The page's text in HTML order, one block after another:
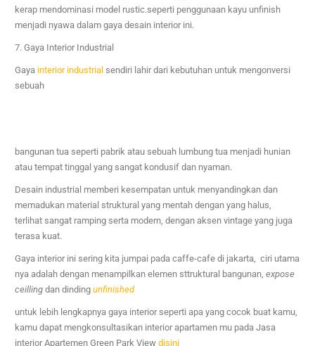
kerap mendominasi model rustic.seperti penggunaan kayu unfinish
menjadi nyawa dalam gaya desain interior ini.
7. Gaya Interior Industrial
Gaya interior industrial sendiri lahir dari kebutuhan untuk mengonversi
sebuah
bangunan tua seperti pabrik atau sebuah lumbung tua menjadi hunian
atau tempat tinggal yang sangat kondusif dan nyaman.
Desain industrial memberi kesempatan untuk menyandingkan dan
memadukan material struktural yang mentah denganyang halus,
terlihat sangat ramping serta modern, dengan aksen vintage yang juga
terasa kuat.
Gaya interior ini sering kita jumpai pada caffe-cafe di jakarta, ciri utama
nya adalah dengan menampilkan elemen sttruktural bangunan,expose
ceilling dan dindingunfinished
untuk lebih lengkapnya gaya interior seperti apa yang cocok buat kamu,
kamu dapat mengkonsultasikan interior apartamen mu pada Jasa
interior Apartemen Green Park Viewdisini